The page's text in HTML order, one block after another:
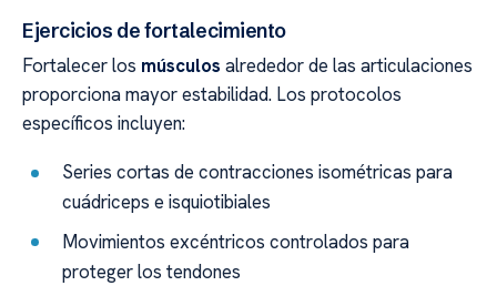
Ejercicios de fortalecimiento
Fortalecer los músculos alrededor de las articulaciones
proporciona mayor estabilidad. Los protocolos
específicos incluyen:
Series cortas de contracciones isométricas para
cuádriceps e isquiotibiales
Movimientos excéntricos controlados para
proteger los tendones